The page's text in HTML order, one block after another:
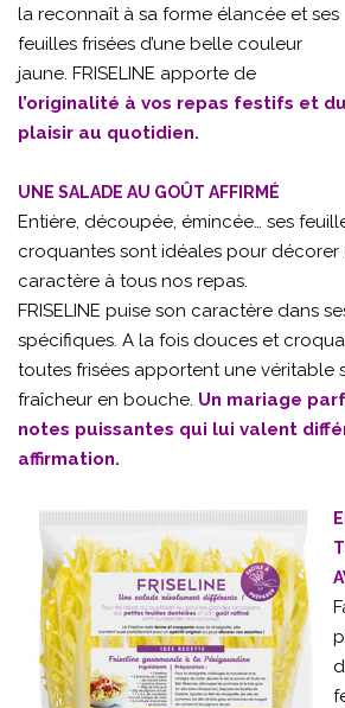
la reconnaît à sa forme élancée et ses
feuilles frisées d’une belle couleur
jaune. FRISELINE apporte de
l’originalité à vos repas festifs et du
plaisir au quotidien.
UNE SALADE AU GOÛT AFFIRMÉ
Entière, découpée, émincée… ses
croquantes sont idéales pour décorer
caractère à tous nos repas.
FRISELINE puise son caractère dans
spécifiques. A la fois douces et
toutes frisées apportent une véritable
fraîcheur en bouche. Un mariage
notes puissantes qui lui valent
affirmation.